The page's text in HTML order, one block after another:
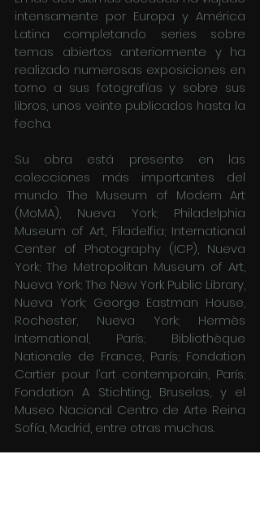
intensamente por Europa y América
Latina completando series sobre
temas abiertos anteriormente y ha
realizado numerosas exposiciones en
torno a sus fotografías y sobre sus
libros, unos veinte publicados hasta la
fecha.
Su obra está presente en las
colecciones más importantes del
mundo: The Museum of Modern Art
(MoMA), Nueva York; Philadelphia
Museum of Art, Filadelfia; International
Center of Photography (ICP), Nueva
York; The Metropolitan Museum of Art,
Nueva York; The New York Public Library,
Nueva York; George Eastman House,
Rochester, Nueva York; Hermès
International, París; Bibliothèque
Nationale de France, París; Fondation
Cartier pour l’art contemporain, París;
Fondation A Stichting, Bruselas, y el
Museo Nacional Centro de Arte Reina
Sofía, Madrid, entre otras muchas.